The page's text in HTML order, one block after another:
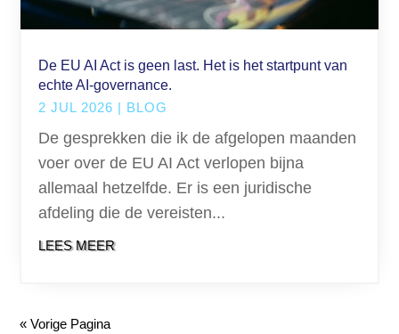
De EU AI Act is geen last. Het is het startpunt van
echte AI-governance.
2 JUL 2026 | BLOG
De gesprekken die ik de afgelopen maanden
voer over de EU AI Act verlopen bijna
allemaal hetzelfde. Er is een juridische
afdeling die de vereisten...
LEES MEER
« Vorige Pagina